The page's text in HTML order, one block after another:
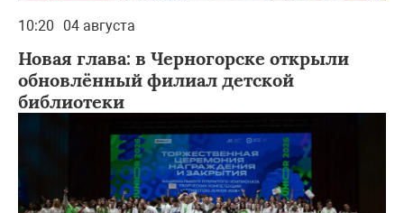
10:20 04 августа
Новая глава: в Черногорске открыли
обновлённый филиал детской
библиотеки